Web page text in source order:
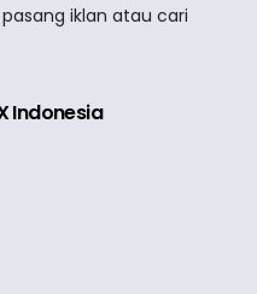
iklan atau cari
Indonesia